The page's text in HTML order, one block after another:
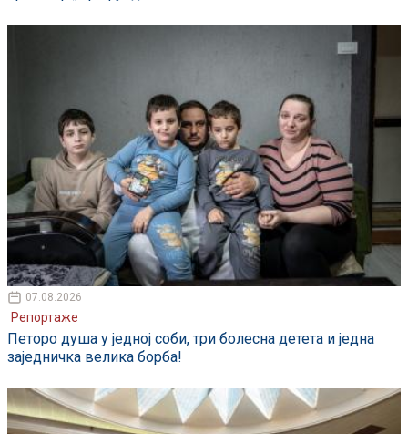
07.08.2026
Репортаже
Петоро душа у једној соби, три болесна детета и једна
заједничка велика борба!